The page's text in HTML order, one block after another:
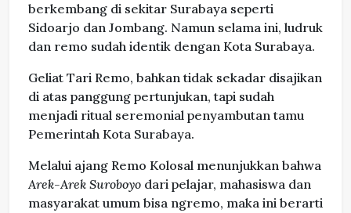
berkembang di sekitar Surabaya seperti
Sidoarjo dan Jombang. Namun selama ini, ludruk
dan remo sudah identik dengan Kota Surabaya.
Geliat Tari Remo, bahkan tidak sekadar disajikan
di atas panggung pertunjukan, tapi sudah
menjadi ritual seremonial penyambutan tamu
Pemerintah Kota Surabaya.
Melalui ajang Remo Kolosal menunjukkan bahwa
Arek-Arek Suroboyo dari pelajar, mahasiswa dan
masyarakat umum bisa ngremo, maka ini berarti